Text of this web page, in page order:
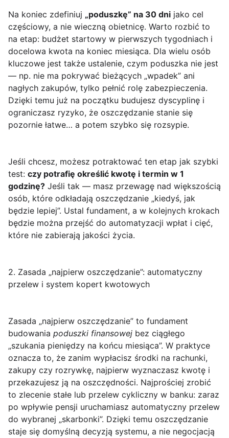
Na koniec zdefiniuj „poduszkę” na 30 dni jako cel
częściowy, a nie wieczną obietnicę. Warto rozbić to
na etap: budżet startowy w pierwszych tygodniach i
docelowa kwota na koniec miesiąca. Dla wielu osób
kluczowe jest także ustalenie, czym poduszka nie jest
— np. nie ma pokrywać bieżących „wpadek” ani
nagłych zakupów, tylko pełnić rolę zabezpieczenia.
Dzięki temu już na początku budujesz dyscyplinę i
ograniczasz ryzyko, że oszczędzanie stanie się
pozornie łatwe… a potem szybko się rozsypie.
Jeśli chcesz, możesz potraktować ten etap jak szybki
test: czy potrafię określić kwotę i termin w 1
godzinę? Jeśli tak — masz przewagę nad większością
osób, które odkładają oszczędzanie „kiedyś, jak
będzie lepiej”. Ustal fundament, a w kolejnych krokach
będzie można przejść do automatyzacji wpłat i cięć,
które nie zabierają jakości życia.
2. Zasada „najpierw oszczędzanie”: automatyczny
przelew i system kopert kwotowych
Zasada „najpierw oszczędzanie” to fundament
budowania poduszki finansowej bez ciągłego
„szukania pieniędzy na końcu miesiąca”. W praktyce
oznacza to, że zanim wypłacisz środki na rachunki,
zakupy czy rozrywkę, najpierw wyznaczasz kwotę i
przekazujesz ją na oszczędności. Najprościej zrobić
to zlecenie stałe lub przelew cykliczny w banku: zaraz
po wpływie pensji uruchamiasz automatyczny przelew
do wybranej „skarbonki”. Dzięki temu oszczędzanie
staje się domyślną decyzją systemu, a nie negocjacją